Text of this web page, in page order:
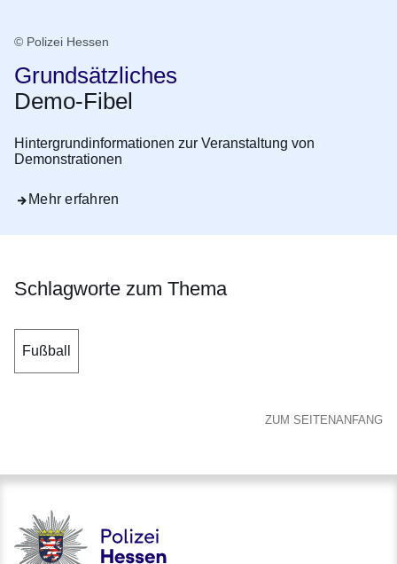
© Polizei Hessen
Grundsätzliches
Demo-Fibel
Hintergrundinformationen zur Veranstaltung von
Demonstrationen
Mehr erfahren
Schlagworte zum Thema
Fußball
ZUM SEITENANFANG